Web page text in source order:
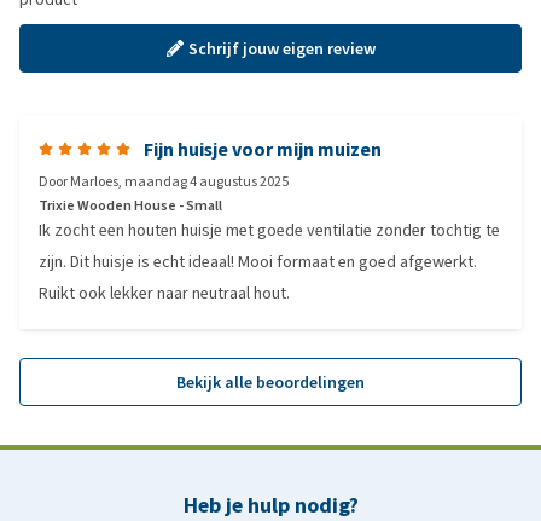
Schrijf jouw eigen review
Fijn huisje voor mijn muizen
DoorMarloes, maandag 4 augustus 2025
Trixie Wooden House - Small
Ik zocht een houten huisje met goede ventilatie zonder tochtig te
zijn. Dit huisje is echt ideaal! Mooi formaat en goed afgewerkt.
Ruikt ook lekker naar neutraal hout.
Bekijk alle beoordelingen
Heb je hulp nodig?